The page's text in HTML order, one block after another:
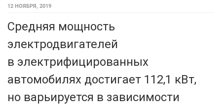
12 НОЯБРЯ, 2019
Средняя мощность
электродвигателей
в электрифицированных
автомобилях достигает 112,1 кВт,
но варьируется в зависимости